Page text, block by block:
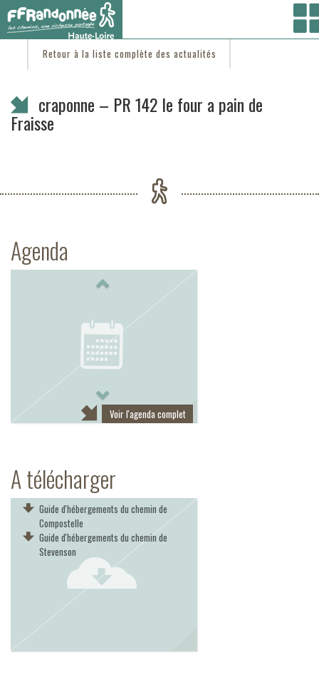
Vous êtes ici :Accueil/C'est d'actu
Retour à la liste complète des actualités
craponne – PR 142 le four a pain de
Fraisse
Agenda
Voir l'agenda complet
A télécharger
Guide d'hébergements du chemin de
Compostelle
Guide d'hébergements du chemin de
Stevenson